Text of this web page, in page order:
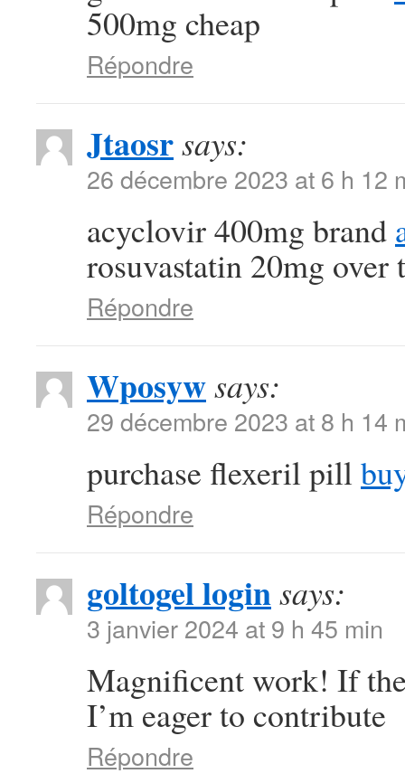
500mg cheap
Répondre
Jtaosrsays:
26 décembre 2023 at 6 h 12
acyclovir 400mg brand
rosuvastatin 20mg over
Répondre
Wposywsays:
29 décembre 2023 at 8 h 14
purchase flexeril pill
Répondre
goltogel loginsays:
3 janvier 2024 at 9 h 45 min
Magnificent work! If
I’m eager to contribute
Répondre